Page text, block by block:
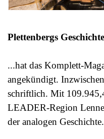
Plettenbergs
...hat das Komplett-
angekündigt. Inzwischen
schriftlich. Mit
LEADER-Region
der analogen Geschichte.